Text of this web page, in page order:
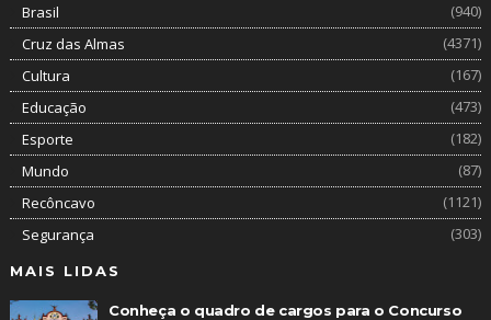
Brasil
(940)
Cruz das Almas
(4371)
Cultura
(167)
Educação
(473)
Esporte
(182)
Mundo
(87)
Recôncavo
(1121)
Segurança
(303)
MAIS LIDAS
Conheça o quadro de cargos para o Concurso